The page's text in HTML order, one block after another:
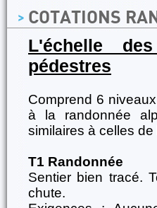
COTATIONS
L'échelle
pédestres
Comprend 6
à la randonnée
similaires à celles de
T1 Randonnée
Sentier bien tracé.
chute.